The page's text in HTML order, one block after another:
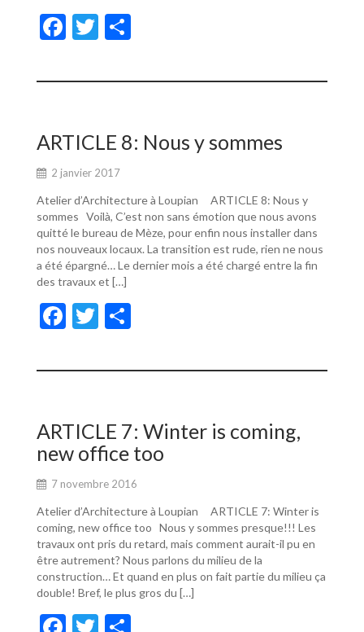
F
e
o
o
k
T
itt ta
er
ARTICLE 8: Nous y sommes
2 janvier 2017
Atelier d’Architecture à Loupian ARTICLE 8: Nous y
sommes Voilà, C’est non sans émotion que nous avons
quitté le bureau de Mèze, pour enfin nous installer dans
nos nouveaux locaux. La transition est rude, rien ne nous
a été épargné… Le dernier mois a été chargé entre la fin
des travaux et […]
F
e
o
o
k
T
itt ta
er
ARTICLE 7: Winter is coming,
new office too
7 novembre 2016
Atelier d’Architecture à Loupian ARTICLE 7: Winter is
coming, new office too Nous y sommes presque!!! Les
travaux ont pris du retard, mais comment aurait-il pu en
être autrement? Nous parlons du milieu de la
construction… Et quand en plus on fait partie du milieu ça
double! Bref, le plus gros du […]